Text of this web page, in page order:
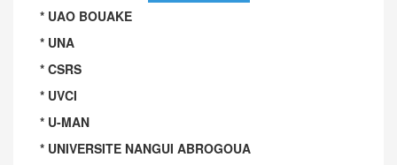
* UAO BOUAKE
* UNA
* CSRS
* UVCI
* U-MAN
* UNIVERSITE NANGUI ABROGOUA